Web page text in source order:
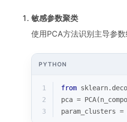
敏感参数聚类
使用PCA方法识别主导参数
PYTHON
1 from
2
pca =
3
param_clusters